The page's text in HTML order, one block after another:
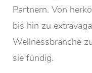
Partnern. Von
bis hin zu
Wellnessbranche
sie fündig.